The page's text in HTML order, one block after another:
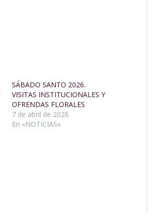
SÁBADO SANTO 2026.
VISITAS INSTITUCIONALES Y
OFRENDAS FLORALES
7 de abril de 2026
En «NOTICIAS»